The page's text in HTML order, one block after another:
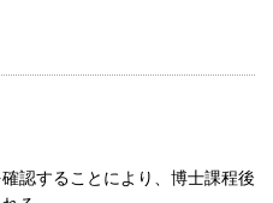
認することにより、博士課程後